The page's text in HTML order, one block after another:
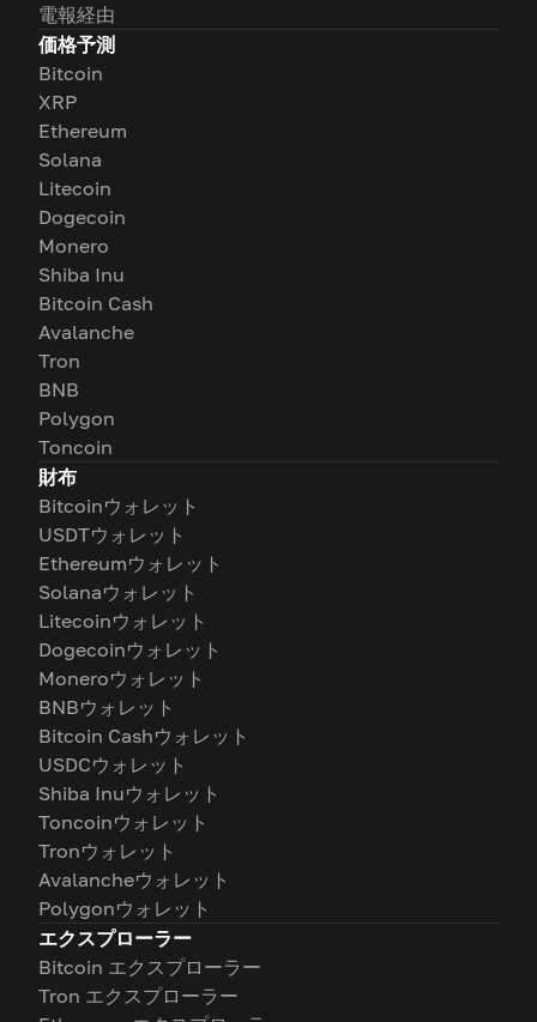
電報経由
価格予測
Bitcoin
XRP
Ethereum
Solana
Litecoin
Dogecoin
Monero
Shiba Inu
Bitcoin Cash
Avalanche
Tron
BNB
Polygon
Toncoin
財布
Bitcoinウォレット
USDTウォレット
Ethereumウォレット
Solanaウォレット
Litecoinウォレット
Dogecoinウォレット
Moneroウォレット
BNBウォレット
Bitcoin Cashウォレット
USDCウォレット
Shiba Inuウォレット
Toncoinウォレット
Tronウォレット
Avalancheウォレット
Polygonウォレット
エクスプローラー
Bitcoin エクスプローラー
Tron エクスプローラー